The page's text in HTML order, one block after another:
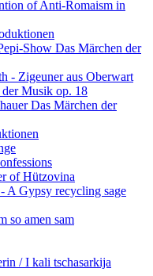
of Anti-Romaism in
Show Das Märchen der
- Zigeuner aus Oberwart
Musik op. 18
Das Märchen der
of Hützovina
A Gypsy recycling sage
so amen sam
/ I kali tschasarkija